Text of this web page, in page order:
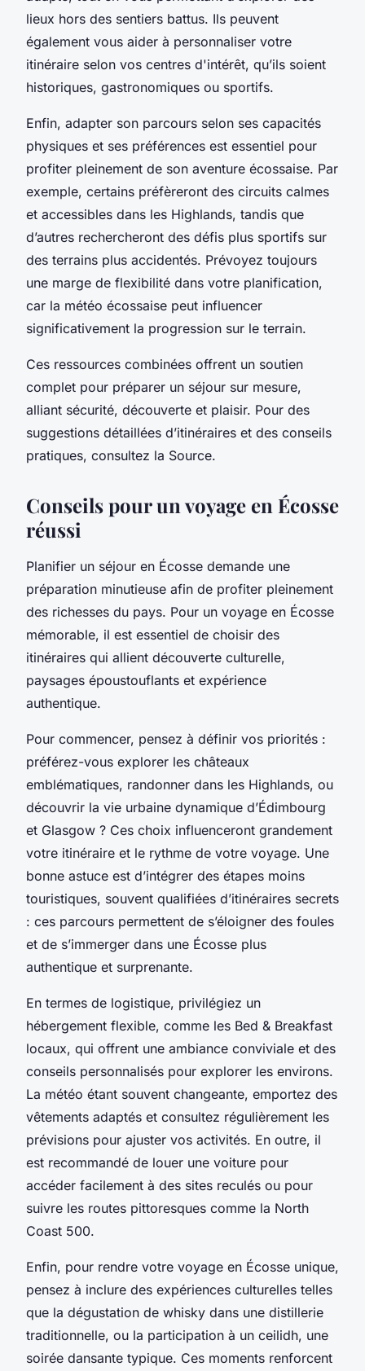
lieux hors des sentiers battus. Ils peuvent
également vous aider à personnaliser votre
itinéraire selon vos centres d'intérêt, qu’ils soient
historiques, gastronomiques ou sportifs.
Enfin, adapter son parcours selon ses capacités
physiques et ses préférences est essentiel pour
profiter pleinement de son aventure écossaise. Par
exemple, certains préfèreront des circuits calmes
et accessibles dans les Highlands, tandis que
d’autres rechercheront des défis plus sportifs sur
des terrains plus accidentés. Prévoyez toujours
une marge de flexibilité dans votre planification,
car la météo écossaise peut influencer
significativement la progression sur le terrain.
Ces ressources combinées offrent un soutien
complet pour préparer un séjour sur mesure,
alliant sécurité, découverte et plaisir. Pour des
suggestions détaillées d’itinéraires et des conseils
pratiques, consultez la Source.
Conseils pour un voyage en Écosse
réussi
Planifier un séjour en Écosse demande une
préparation minutieuse afin de profiter pleinement
des richesses du pays. Pour un voyage en Écosse
mémorable, il est essentiel de choisir des
itinéraires qui allient découverte culturelle,
paysages époustouflants et expérience
authentique.
Pour commencer, pensez à définir vos priorités :
préférez-vous explorer les châteaux
emblématiques, randonner dans les Highlands, ou
découvrir la vie urbaine dynamique d’Édimbourg
et Glasgow ? Ces choix influenceront grandement
votre itinéraire et le rythme de votre voyage. Une
bonne astuce est d’intégrer des étapes moins
touristiques, souvent qualifiées d’itinéraires secrets
: ces parcours permettent de s’éloigner des foules
et de s’immerger dans une Écosse plus
authentique et surprenante.
En termes de logistique, privilégiez un
hébergement flexible, comme les Bed & Breakfast
locaux, qui offrent une ambiance conviviale et des
conseils personnalisés pour explorer les environs.
La météo étant souvent changeante, emportez des
vêtements adaptés et consultez régulièrement les
prévisions pour ajuster vos activités. En outre, il
est recommandé de louer une voiture pour
accéder facilement à des sites reculés ou pour
suivre les routes pittoresques comme la North
Coast 500.
Enfin, pour rendre votre voyage en Écosse unique,
pensez à inclure des expériences culturelles telles
que la dégustation de whisky dans une distillerie
traditionnelle, ou la participation à un ceilidh, une
soirée dansante typique. Ces moments renforcent